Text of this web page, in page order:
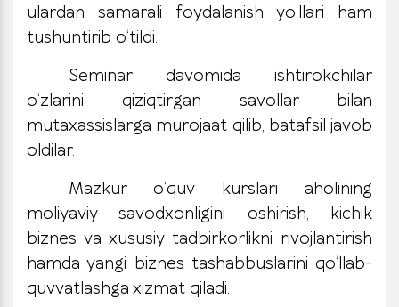
ulardan samarali foydalanish yo‘llari ham
tushuntirib o‘tildi.
Seminar davomida ishtirokchilar
o‘zlarini qiziqtirgan savollar bilan
mutaxassislarga murojaat qilib, batafsil javob
oldilar.
Mazkur o‘quv kurslari aholining
moliyaviy savodxonligini oshirish, kichik
biznes va xususiy tadbirkorlikni rivojlantirish
hamda yangi biznes tashabbuslarini qo‘llab-
quvvatlashga xizmat qiladi.